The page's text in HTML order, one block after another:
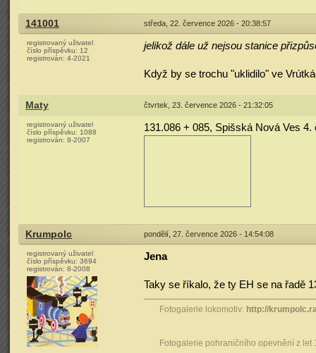
141001 středa, 22. července 2026 - 20:38:57
registrovaný uživatel
číslo příspěvku: 12
registrován: 4-2021
jelikož dále už nejsou stanice
Když by se trochu "uklidilo" ve
Maty čtvrtek, 23. července 2026 - 21:32:05
registrovaný uživatel
číslo příspěvku: 1088
registrován: 8-2007
131.086 + 085, Spišská Nová Ves 4.
Krumpolc pondělí, 27. července 2026 - 14:54:08
registrovaný uživatel
číslo příspěvku: 3694
registrován: 8-2008
Jena
Taky se říkalo, že ty EH se na řadě
Fotogalerie lokomotiv: http://
Fotogalerie pohraničního opevnění z let